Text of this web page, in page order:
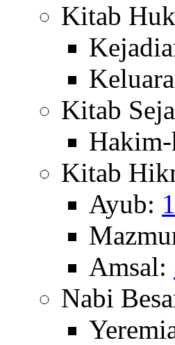
Kitab
Kitab
Kitab
Ayub: 1
Amsal:
Nabi